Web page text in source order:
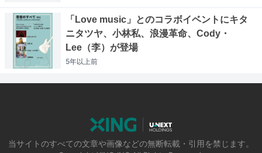
「Love music」とのコラボイベントにキタ
ニタツヤ、小林私、浪漫革命、Cody・
Lee（李）が登場
5年以上前
当サイトのすべての文章や画像などの無断転載・引用を禁じます。